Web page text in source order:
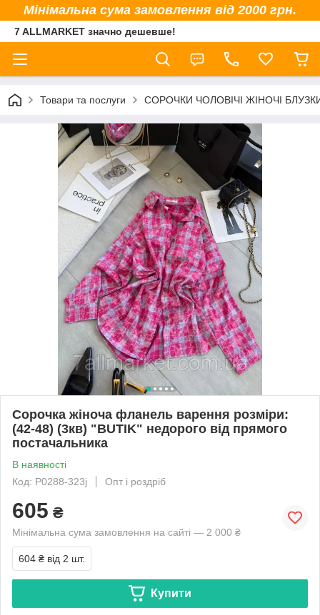
Мінімальна сума замовлення від 2000 грн.
7 ALLMARKET значно дешевше!
Товари та послуги СОРОЧКИ ЧОЛОВІЧІ ЖІНОЧІ
Сорочка жіноча фланель варення розміри:
(42-48) (3кв) "BUTIK" недорого від прямого
постачальника
В наявності
Код: P0288-323j
Опт і роздріб
605 ₴
Мінімальна сума замовлення на сайті — 2 000 ₴
604 ₴ від 2 шт.
Купити